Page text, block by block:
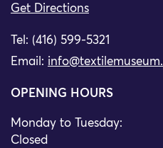
Get Directions
Tel: (416) 599-5321
Email:
OPENING HOURS
Monday to Tuesday:
Closed